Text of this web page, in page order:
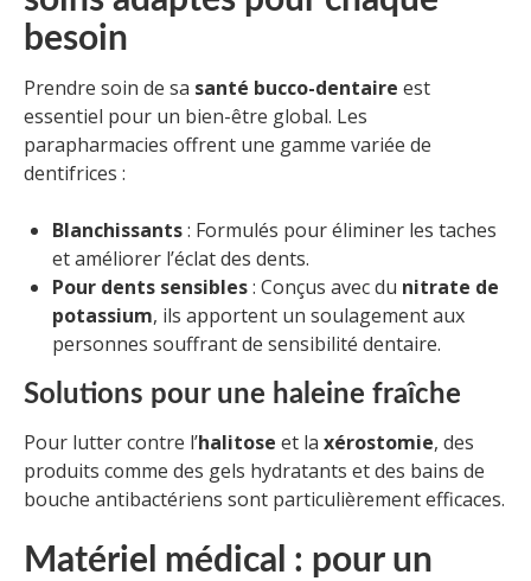
besoin
Prendre soin de sa santé bucco-dentaire est
essentiel pour un bien-être global. Les
parapharmacies offrent une gamme variée de
dentifrices :
Blanchissants: Formulés pour éliminer les taches
et améliorer l’éclat des dents.
Pour dents sensibles: Conçus avec du nitrate de
potassium, ils apportent un soulagement aux
personnes souffrant de sensibilité dentaire.
Solutions pour une haleine fraîche
Pour lutter contre l’halitose et la xérostomie, des
produits comme des gels hydratants et des bains de
bouche antibactériens sont particulièrement efficaces.
Matériel médical : pour un